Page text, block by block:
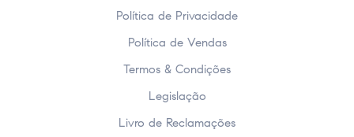
Política de Privacidade
Política de Vendas
Termos & Condições
Legislação
Livro de Reclamações